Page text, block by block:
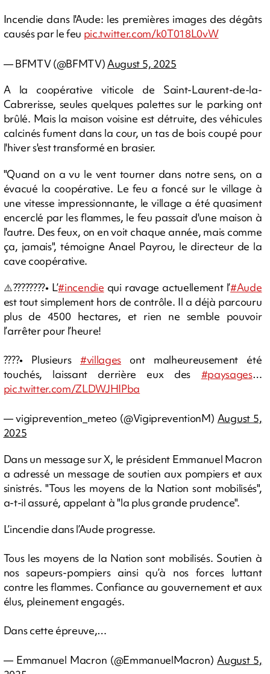
Incendie dans l'Aude: les premières images des dégâts
causés par le feu pic.twitter.com/k0T018L0vW
— BFMTV (@BFMTV) August 5, 2025
A la coopérative viticole de Saint-Laurent-de-la-
Cabrerisse, seules quelques palettes sur le parking ont
brûlé. Mais la maison voisine est détruite, des véhicules
calcinés fument dans la cour, un tas de bois coupé pour
l'hiver s'est transformé en brasier.
"Quand on a vu le vent tourner dans notre sens, on a
évacué la coopérative. Le feu a foncé sur le village à
une vitesse impressionnante, le village a été quasiment
encerclé par les flammes, le feu passait d'une maison à
l'autre. Des feux, on en voit chaque année, mais comme
ça, jamais", témoigne Anael Payrou, le directeur de la
cave coopérative.
⚠️????????• L’#incendie qui ravage actuellement l’#Aude
est tout simplement hors de contrôle. Il a déjà parcouru
plus de 4500 hectares, et rien ne semble pouvoir
l’arrêter pour l’heure!
????• Plusieurs #villagesont malheureusement été
touchés, laissant derrière eux des #paysages…
pic.twitter.com/ZLDWJHIPba
— vigiprevention_meteo (@VigipreventionM) August 5,
2025
Dans un message sur X, le président Emmanuel Macron
a adressé un message de soutien aux pompiers et aux
sinistrés. "Tous les moyens de la Nation sont mobilisés",
a-t-il assuré, appelant à "la plus grande prudence".
L’incendie dans l’Aude progresse.
Tous les moyens de la Nation sont mobilisés. Soutien à
nos sapeurs-pompiers ainsi qu’à nos forces luttant
contre les flammes. Confiance au gouvernement et aux
élus, pleinement engagés.
Dans cette épreuve,…
— Emmanuel Macron (@EmmanuelMacron)August 5,